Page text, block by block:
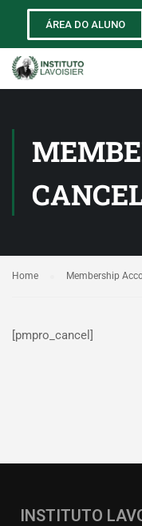
ÁREA DO ALUNO
Home Membership
[pmpro_cancel]
INSTITUTO